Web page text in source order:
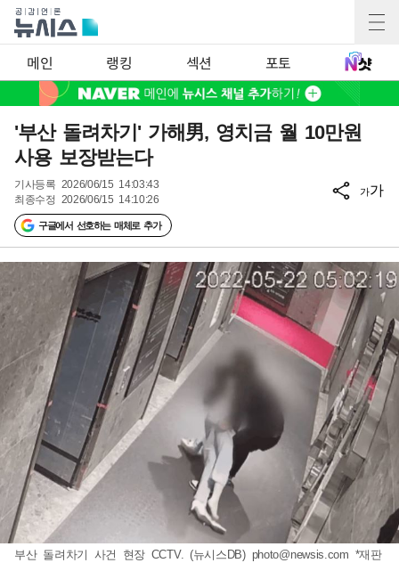
메인 랭킹 섹션 포토
'부산 돌려차기' 가해男, 영치금 월 10만원
사용 보장받는다
기사등록 2026/06/15 14:03:43
최종수정 2026/06/15 14:10:26
구글에서 선호하는 매체로 추가
가가
부산 돌려차기 사건 현장 CCTV. (뉴시스DB) photo@newsis.com *재판